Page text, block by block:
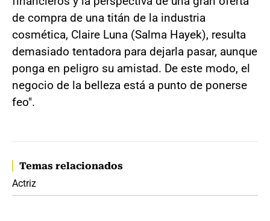
de compra de una titán de la industria
cosmética, Claire Luna (Salma Hayek), resulta
demasiado tentadora para dejarla pasar, aunque
ponga en peligro su amistad. De este modo, el
negocio de la belleza está a punto de ponerse
feo".
Temas relacionados
Actriz